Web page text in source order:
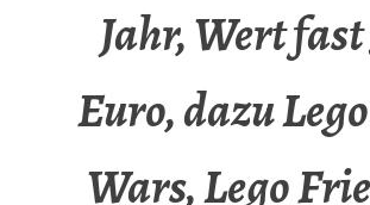
Jahr, Wert
Euro, dazu
Wars, Lego